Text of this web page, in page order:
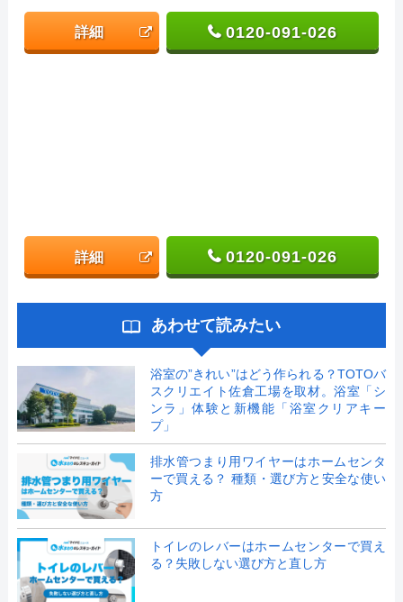
詳細 0120-091-026
詳細 0120-091-026
あわせて読みたい
浴室の”きれい”はどう作られる？TOTOバ
スクリエイト佐倉工場を取材。浴室「シ
ンラ」体験と新機能「浴室クリアキー
プ」
排水管つまり用ワイヤーはホームセンタ
ーで買える？ 種類・選び方と安全な使い
方
トイレのレバーはホームセンターで買え
る？失敗しない選び方と直し方